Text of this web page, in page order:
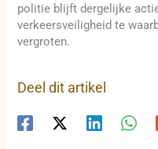
politie blijft dergelijke
verkeersveiligheid te
vergroten.
Deel dit artikel